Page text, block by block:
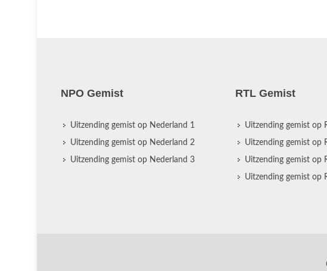
NPO Gemist
Uitzending gemist op Nederland 1
Uitzending gemist op Nederland 2
Uitzending gemist op Nederland 3
RTL Gemist
Uitzending gemist op
Uitzending gemist op
Uitzending gemist op
Uitzending gemist op